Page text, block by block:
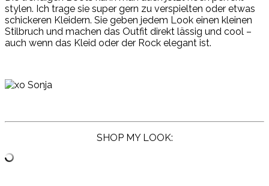
stylen. Ich trage sie super gern zu verspielten oder etwas
schickeren Kleidern. Sie geben jedem Look einen kleinen
Stilbruch und machen das Outfit direkt lässig und cool –
auch wenn das Kleid oder der Rock elegant ist.
SHOP MY LOOK: